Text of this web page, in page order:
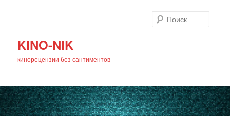
KINO-NIK
кинорецензии без сантиментов